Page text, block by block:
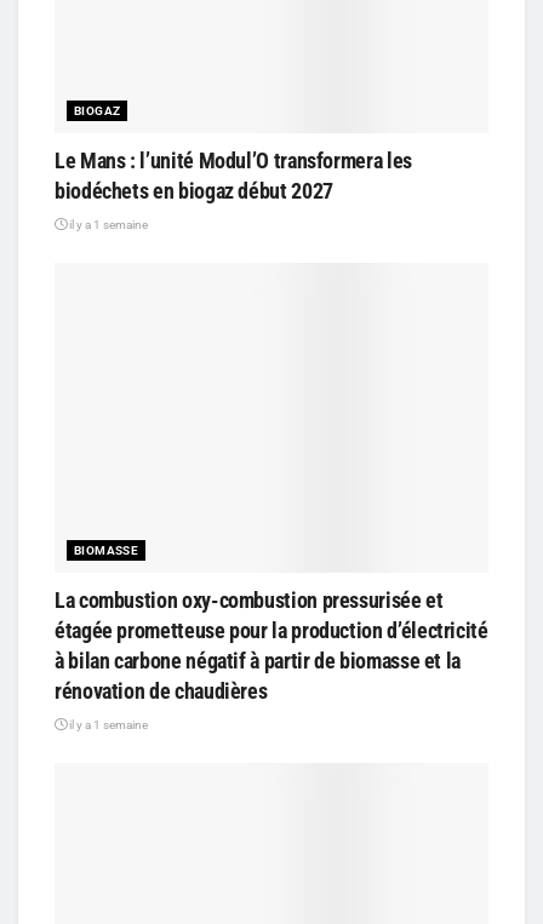
BIOGAZ
Le Mans : l’unité Modul’O transformera les
biodéchets en biogaz début 2027
il y a 1 semaine
BIOMASSE
La combustion oxy-combustion pressurisée et
étagée prometteuse pour la production d’électricité
à bilan carbone négatif à partir de biomasse et la
rénovation de chaudières
il y a 1 semaine